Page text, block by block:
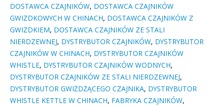
DOSTAWCA CZAJNIKÓW, DOSTAWCA CZAJNIKÓW
GWIZDKOWYCH W CHINACH, DOSTAWCA CZAJNIKÓW Z
GWIZDKIEM, DOSTAWCA CZAJNIKÓW ZE STALI
NIERDZEWNEJ, DYSTRYBUTOR CZAJNIKÓW, DYSTRYBUTOR
CZAJNIKÓW W CHINACH, DYSTRYBUTOR CZAJNIKÓW
WHISTLE, DYSTRYBUTOR CZAJNIKÓW WODNYCH,
DYSTRYBUTOR CZAJNIKÓW ZE STALI NIERDZEWNEJ,
DYSTRYBUTOR GWIŻDŻĄCEGO CZAJNIKA, DYSTRYBUTOR
WHISTLE KETTLE W CHINACH, FABRYKA CZAJNIKÓW,